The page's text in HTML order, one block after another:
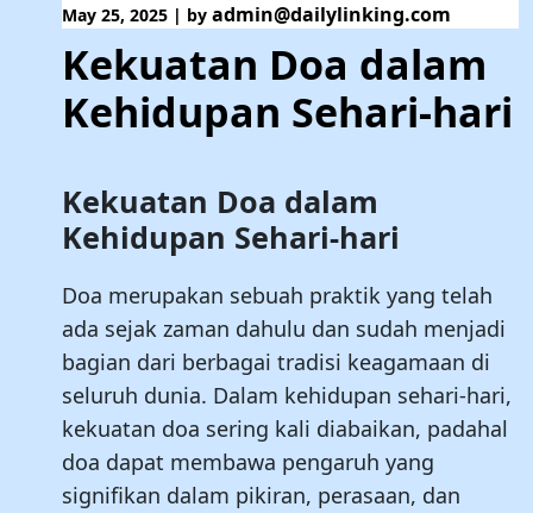
May 25, 2025 | by admin@dailylinking.com
Kekuatan Doa dalam
Kehidupan Sehari-hari
Kekuatan Doa dalam
Kehidupan Sehari-hari
Doa merupakan sebuah praktik yang telah
ada sejak zaman dahulu dan sudah menjadi
bagian dari berbagai tradisi keagamaan di
seluruh dunia. Dalam kehidupan sehari-hari,
kekuatan doa sering kali diabaikan, padahal
doa dapat membawa pengaruh yang
signifikan dalam pikiran, perasaan, dan